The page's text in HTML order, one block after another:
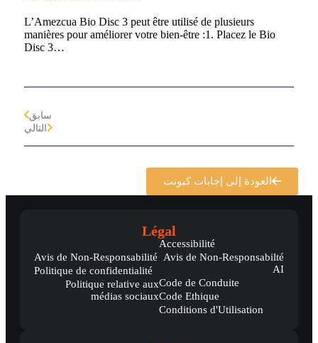
L’Amezcua Bio Disc 3 peut être utilisé de plusieurs
manières pour améliorer votre bien-être :1. Placez le Bio
Disc 3…
سابق
التالي
العودة إلى إجابات كيونت
Légal
Avis de Non-Responsabilité
Politique de confidentialité
Politique relative aux
médias sociaux
Accessibilité
Avis de Non-Responsabilté
AI
Code de Conduite
Code Ethique
Conditions d'Utilisation